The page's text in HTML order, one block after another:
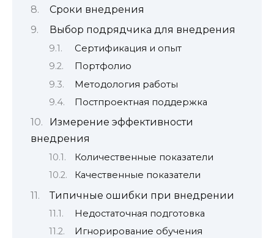
Сроки внедрения
Выбор подрядчика для внедрения
Сертификация и опыт
Портфолио
Методология работы
Постпроектная поддержка
Измерение эффективности
внедрения
Количественные показатели
Качественные показатели
Типичные ошибки при внедрении
Недостаточная подготовка
Игнорирование обучения